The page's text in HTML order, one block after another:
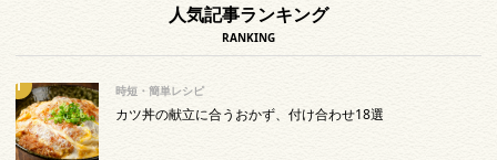
人気記事ランキング
RANKING
時短・簡単レシピ
カツ丼の献立に合うおかず、付け合わせ18選